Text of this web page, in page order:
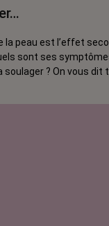
peau est l’effet
sont ses
soulager ? On vous dit